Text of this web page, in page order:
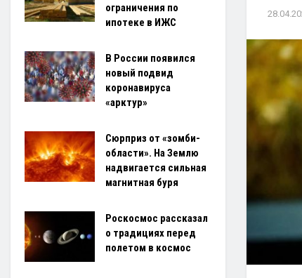
ограничения по
ипотеке в ИЖС
В России появился
новый подвид
коронавируса
«арктур»
Сюрприз от «зомби-
области». На Землю
надвигается сильная
магнитная буря
Роскосмос рассказал
о традициях перед
полетом в космос